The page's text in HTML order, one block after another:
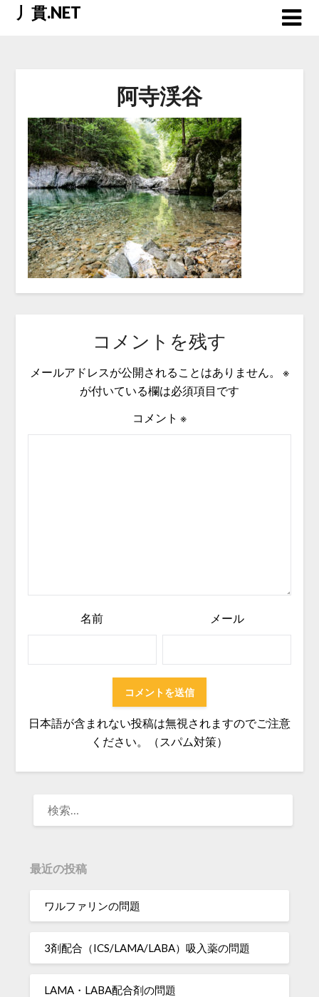
Skip丿貫.NET
阿寺渓谷
コメントを残す
メールアドレスが公開されることはありません。
※
が付いている欄は必須項目です
コメント ※
名前 メール
日本語が含まれない投稿は無視されますのでご注意
ください。（スパム対策）
最近の投稿
ワルファリンの問題
3剤配合（ICS/LAMA/LABA）吸入薬の問題
LAMA・LABA配合剤の問題